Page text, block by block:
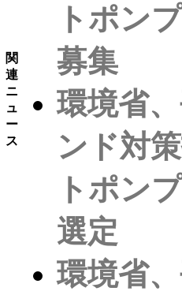
関
連
ニ
ュ
ー
ス
トポン
募集
環境省
ンド対
トポン
選定
環境省